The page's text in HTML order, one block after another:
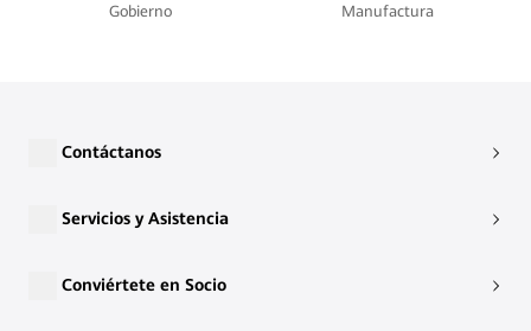
Gobierno Manufactura
Contáctanos
Servicios y Asistencia
Conviértete en Socio